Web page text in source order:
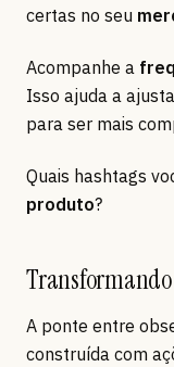
certas no seu
Acompanhe a
Isso ajuda a
para ser mais
Quais hashtags
produto?
Transformando
A ponte entre
construída com